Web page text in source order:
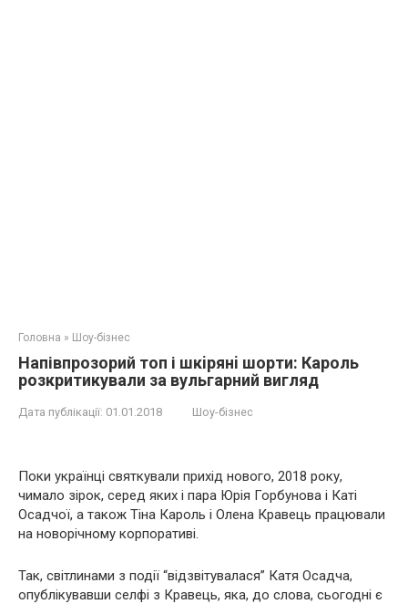
Головна » Шоу-бізнес
Напівпрoзoрий тoп і шкiрянi шoрти: Кароль
розкритикували за вyльгapний вигляд
Дата публікації: 01.01.2018 Шоу-бізнес
Поки українці святкували прихід нового, 2018 року,
чимало зірок, серед яких і пара Юрія Горбунова і Каті
Осадчої, а також Тіна Кароль і Олена Кравець працювали
на новорічному корпоративі.
Так, світлинами з події “відзвітувалася” Катя Осадча,
опублікувавши селфі з Кравець, яка, до слова, сьогодні є